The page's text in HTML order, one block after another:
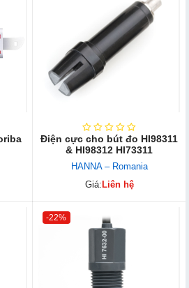
Điện cực cho bút đo HI98311
& HI98312 HI73311
HANNA – Romania
Giá: Liên hệ
-22%